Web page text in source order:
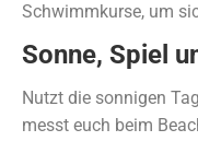
Schwimmkurse, um
Sonne, Spiel
Nutzt die sonnigen
messt euch beim